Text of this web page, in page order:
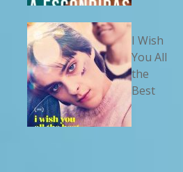
I Wish
You All
the
Best